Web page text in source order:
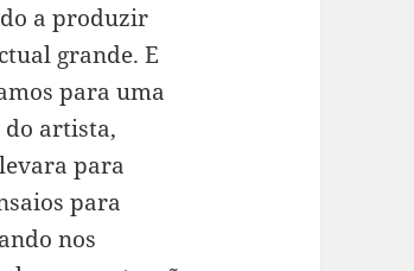
a produzir
grande. E
para uma
artista,
para
para
nos